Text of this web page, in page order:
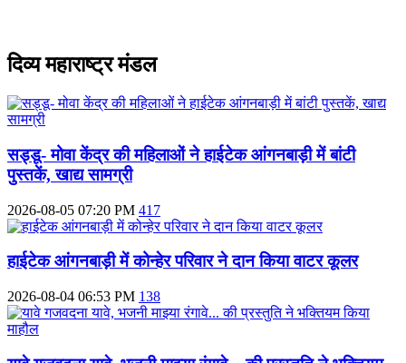
दिव्य महाराष्ट्र मंडल
सड्डू- मोवा केंद्र की महिलाओं ने हाईटेक आंगनबाड़ी में बांटी
पुस्‍तकें, खाद्य सामग्री
2026-08-05 07:20 PM 417
हाईटेक आंगनबाड़ी में कोन्हेर परिवार ने दान किया वाटर कूलर
2026-08-04 06:53 PM 138